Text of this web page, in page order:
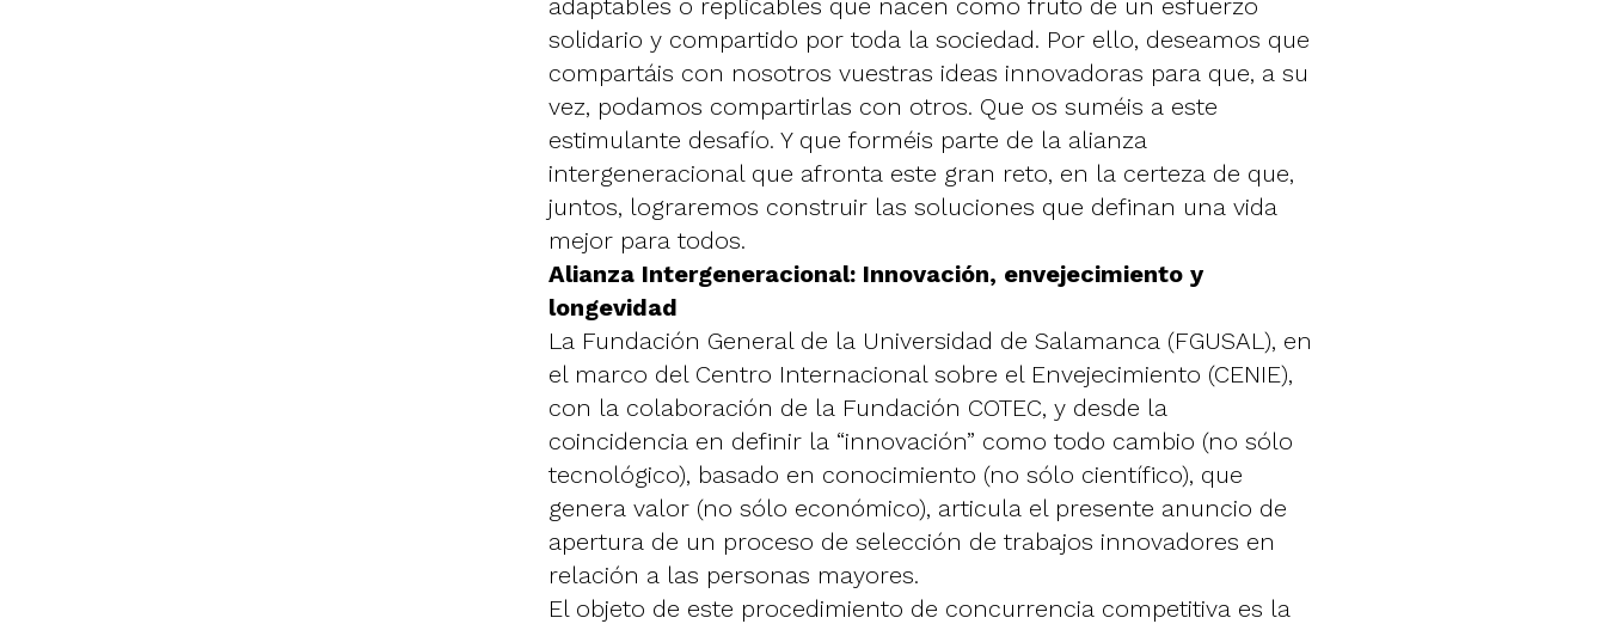
adaptables o replicables que nacen como fruto de un esfuerzo
solidario y compartido por toda la sociedad. Por ello, deseamos que
compartáis con nosotros vuestras ideas innovadoras para que, a su
vez, podamos compartirlas con otros. Que os suméis a este
estimulante desafío. Y que forméis parte de la alianza
intergeneracional que afronta este gran reto, en la certeza de que,
juntos, lograremos construir las soluciones que definan una vida
mejor para todos.
Alianza Intergeneracional: Innovación, envejecimiento y
longevidad
La Fundación General de la Universidad de Salamanca (FGUSAL), en
el marco del Centro Internacional sobre el Envejecimiento (CENIE),
con la colaboración de la Fundación COTEC, y desde la
coincidencia en definir la “innovación” como todo cambio (no sólo
tecnológico), basado en conocimiento (no sólo científico), que
genera valor (no sólo económico), articula el presente anuncio de
apertura de un proceso de selección de trabajos innovadores en
relación a las personas mayores.
El objeto de este procedimiento de concurrencia competitiva es la